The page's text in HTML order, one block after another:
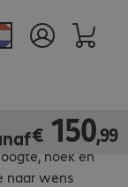
hoek en
naar wens
€ 150,99
€ 150,99